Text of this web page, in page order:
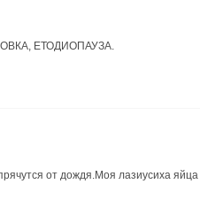
ЕТОДИОПАУЗА.
от дождя.Моя лазиусиха